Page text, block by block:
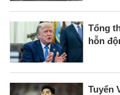
Tổng
hỗn
Tuyển